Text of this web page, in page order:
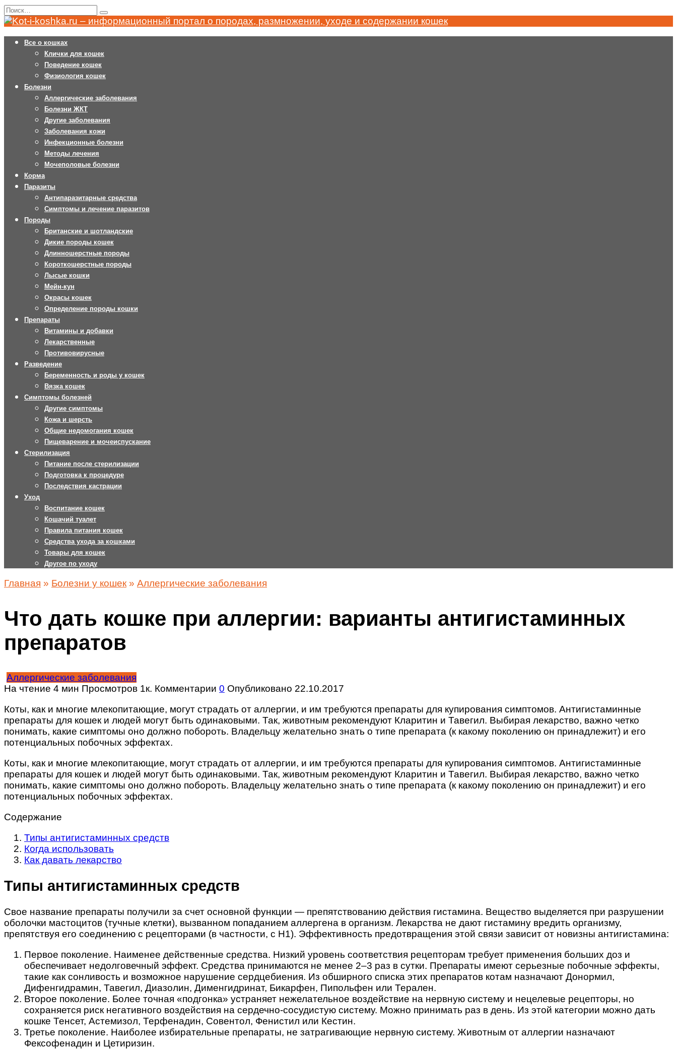
Перейти
к
Search
for:
Все о кошках
Клички для кошек
Поведение кошек
Физиология кошек
Болезни
Аллергические заболевания
Болезни ЖКТ
Другие заболевания
Заболевания кожи
Инфекционные болезни
Методы лечения
Мочеполовые болезни
Корма
Паразиты
Антипаразитарные средства
Симптомы и лечение паразитов
Породы
Британские и шотландские
Дикие породы кошек
Длинношерстные породы
Короткошерстные породы
Лысые кошки
Мейн-кун
Окрасы кошек
Определение породы кошки
Препараты
Витамины и добавки
Лекарственные
Противовирусные
Разведение
Беременность и роды у кошек
Вязка кошек
Симптомы болезней
Другие симптомы
Кожа и шерсть
Общие недомогания кошек
Пищеварение и мочеиспускание
Стерилизация
Питание после стерилизации
Подготовка к процедуре
Последствия кастрации
Уход
Воспитание кошек
Кошачий туалет
Правила питания кошек
Средства ухода за кошками
Товары для кошек
Другое по уходу
Главная » Болезни у кошек » Аллергические заболевания
Что дать кошке при аллергии: варианты антигистаминных
препаратов
Аллергические заболевания
На чтение 4 мин Просмотров 1к. Комментарии 0 Опубликовано 22.10.2017
Коты, как и многие млекопитающие, могут страдать от аллергии, и им требуются препараты для купирования симптомов. Антигистаминные
препараты для кошек и людей могут быть одинаковыми. Так, животным рекомендуют Кларитин и Тавегил. Выбирая лекарство, важно четко
понимать, какие симптомы оно должно побороть. Владельцу желательно знать о типе препарата (к какому поколению он принадлежит) и его
потенциальных побочных эффектах.
Коты, как и многие млекопитающие, могут страдать от аллергии, и им требуются препараты для купирования симптомов. Антигистаминные
препараты для кошек и людей могут быть одинаковыми. Так, животным рекомендуют Кларитин и Тавегил. Выбирая лекарство, важно четко
понимать, какие симптомы оно должно побороть. Владельцу желательно знать о типе препарата (к какому поколению он принадлежит) и его
потенциальных побочных эффектах.
Содержание
Типы антигистаминных средств
Когда использовать
Как давать лекарство
Типы антигистаминных средств
Свое название препараты получили за счет основной функции — препятствованию действия гистамина. Вещество выделяется при разрушении
оболочки мастоцитов (тучные клетки), вызванном попаданием аллергена в организм. Лекарства не дают гистамину вредить организму,
препятствуя его соединению с рецепторами (в частности, с Н1). Эффективность предотвращения этой связи зависит от новизны антигистамина:
Первое поколение. Наименее действенные средства. Низкий уровень соответствия рецепторам требует применения больших доз и
обеспечивает недолговечный эффект. Средства принимаются не менее 2–3 раз в сутки. Препараты имеют серьезные побочные эффекты,
такие как сонливость и возможное нарушение сердцебиения. Из обширного списка этих препаратов котам назначают Донормил,
Дифенгидрамин, Тавегил, Диазолин, Дименгидринат, Бикарфен, Пипольфен или Терален.
Второе поколение. Более точная «подгонка» устраняет нежелательное воздействие на нервную систему и нецелевые рецепторы, но
сохраняется риск негативного воздействия на сердечно-сосудистую систему. Можно принимать раз в день. Из этой категории можно дать
кошке Тенсет, Астемизол, Терфенадин, Совентол, Фенистил или Кестин.
Третье поколение. Наиболее избирательные препараты, не затрагивающие нервную систему. Животным от аллергии назначают
Фексофенадин и Цетиризин.